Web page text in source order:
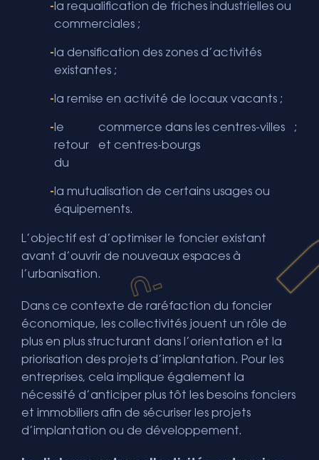
la requalification de friches industrielles ou
commerciales ;
la densification des zones d’activités
existantes ;
la remise en activité de locaux vacants ;
le
retour
du
commerce dans les centres-villes
et centres-bourgs
;
la mutualisation de certains usages ou
équipements.
L’objectif est d’optimiser le foncier existant
avant d’ouvrir de nouveaux espaces à
l’urbanisation.
Dans ce contexte de raréfaction du foncier
économique, les collectivités jouent un rôle de
plus en plus structurant dans l’orientation et la
priorisation des projets d’implantation. Pour les
entreprises, cela implique également la
nécessité d’anticiper plus tôt les besoins fonciers
et immobiliers afin de sécuriser les projets
d’implantation ou de développement.